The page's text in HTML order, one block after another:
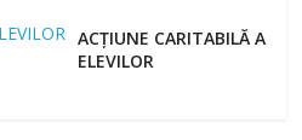
ACȚIUNE CARITABILĂ A
ELEVILOR